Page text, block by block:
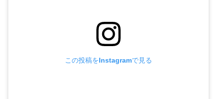
この投稿をInstagramで見る